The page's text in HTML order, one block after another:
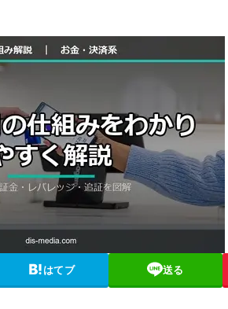
はてブ 送る